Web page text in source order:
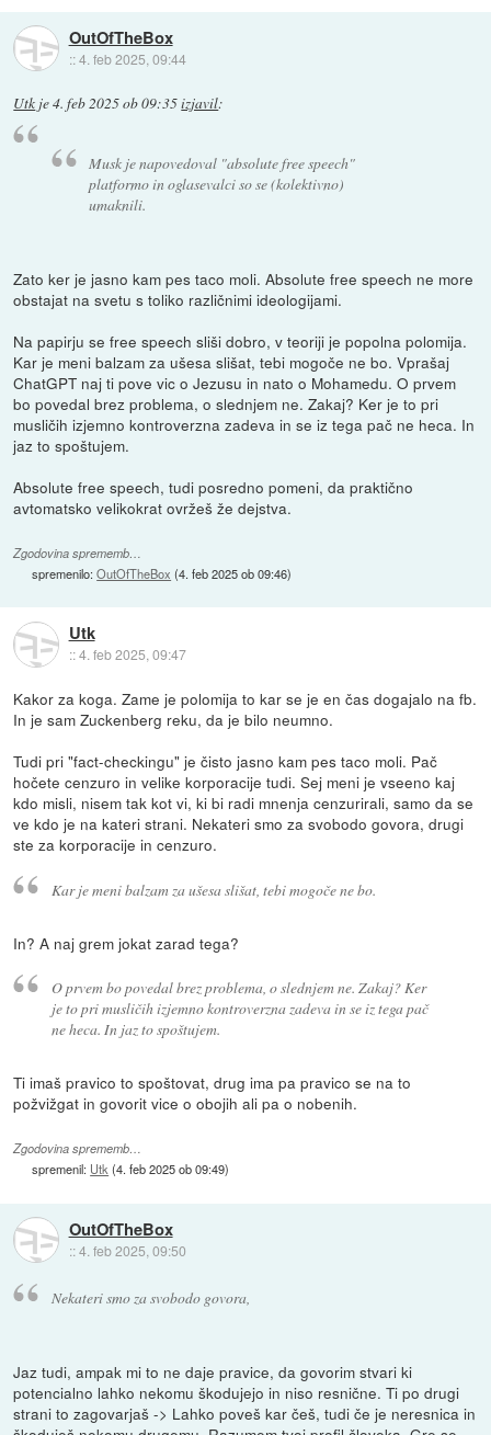
OutOfTheBox
::4. feb 2025, 09:44
Utk je4. feb 2025 ob 09:35izjavil:
Musk je napovedoval "absolute free speech"
platformo in oglasevalci so se (kolektivno)
umaknili.
Zato ker je jasno kam pes taco moli. Absolute free speech ne more
obstajat na svetu s toliko različnimi ideologijami.
Na papirju se free speech sliši dobro, v teoriji je popolna polomija.
Kar je meni balzam za ušesa slišat, tebi mogoče ne bo. Vprašaj
ChatGPT naj ti pove vic o Jezusu in nato o Mohamedu. O prvem
bo povedal brez problema, o slednjem ne. Zakaj? Ker je to pri
musličih izjemno kontroverzna zadeva in se iz tega pač ne heca. In
jaz to spoštujem.
Absolute free speech, tudi posredno pomeni, da praktično
avtomatsko velikokrat ovržeš že dejstva.
Zgodovina sprememb…
spremenilo:OutOfTheBox (4. feb 2025 ob 09:46)
Utk
::4. feb 2025, 09:47
Kakor za koga. Zame je polomija to kar se je en čas dogajalo na fb.
In je sam Zuckenberg reku, da je bilo neumno.
Tudi pri "fact-checkingu" je čisto jasno kam pes taco moli. Pač
hočete cenzuro in velike korporacije tudi. Sej meni je vseeno kaj
kdo misli, nisem tak kot vi, ki bi radi mnenja cenzurirali, samo da se
ve kdo je na kateri strani. Nekateri smo za svobodo govora, drugi
ste za korporacije in cenzuro.
Kar je meni balzam za ušesa slišat, tebi mogoče ne bo.
In? A naj grem jokat zarad tega?
O prvem bo povedal brez problema, o slednjem ne. Zakaj? Ker
je to pri musličih izjemno kontroverzna zadeva in se iz tega pač
ne heca. In jaz to spoštujem.
Ti imaš pravico to spoštovat, drug ima pa pravico se na to
požvižgat in govorit vice o obojih ali pa o nobenih.
Zgodovina sprememb…
spremenil: Utk(4. feb 2025 ob 09:49)
OutOfTheBox
::4. feb 2025, 09:50
Nekateri smo za svobodo govora,
Jaz tudi, ampak mi to ne daje pravice, da govorim stvari ki
potencialno lahko nekomu škodujejo in niso resnične. Ti po drugi
strani to zagovarjaš -> Lahko poveš kar češ, tudi če je neresnica in